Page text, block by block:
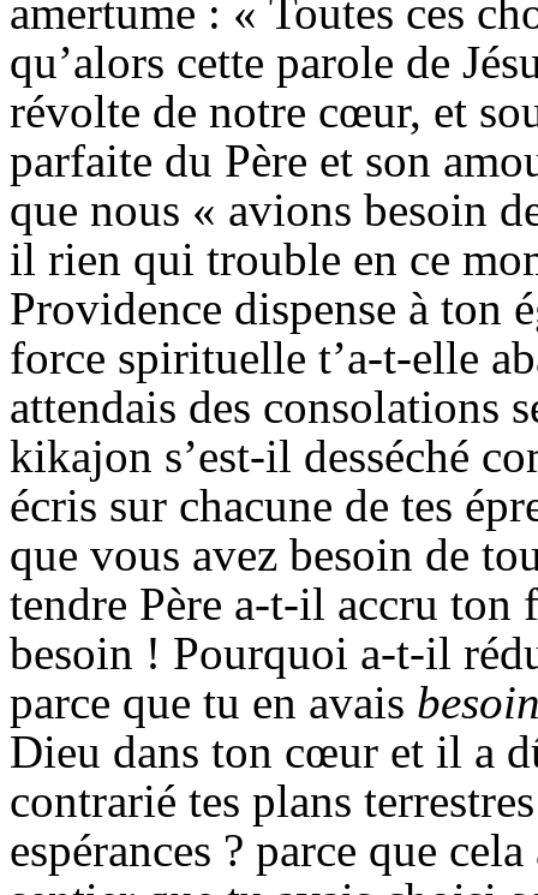
amertume : « Toutes ces
qu’alors cette parole de
révolte de notre cœur, et
parfaite du Père et son
que nous « avions besoin
il rien qui trouble en ce
Providence dispense à ton
force spirituelle t’a-t-elle
attendais des consolations
kikajon s’est-il desséché
écris sur chacune de tes
que vous avez besoin de
tendre Père a-t-il accru ton
besoin ! Pourquoi a-t-il
parce que tu en avais
Dieu dans ton cœur et il a
contrarié tes plans
espérances ? parce que cela